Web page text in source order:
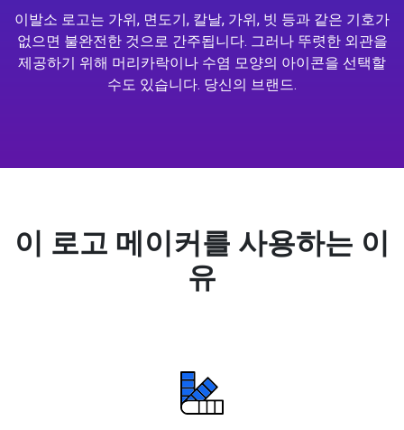
이발소 로고는 가위, 면도기, 칼날, 가위, 빗 등과 같은 기호가
없으면 불완전한 것으로 간주됩니다. 그러나 뚜렷한 외관을
제공하기 위해 머리카락이나 수염 모양의 아이콘을 선택할
수도 있습니다. 당신의 브랜드.
이 로고 메이커를 사용하는 이
유